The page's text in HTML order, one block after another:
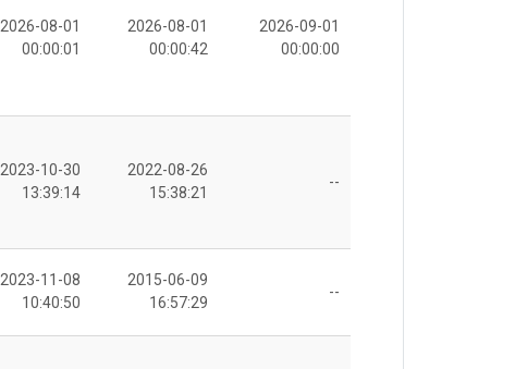
2026-08-01
00:00:01
2026-08-01
00:00:42
2026-09-01
00:00:00
2023-10-30
13:39:14
2022-08-26
15:38:21
--
2023-11-08
10:40:50
2015-06-09
16:57:29
--